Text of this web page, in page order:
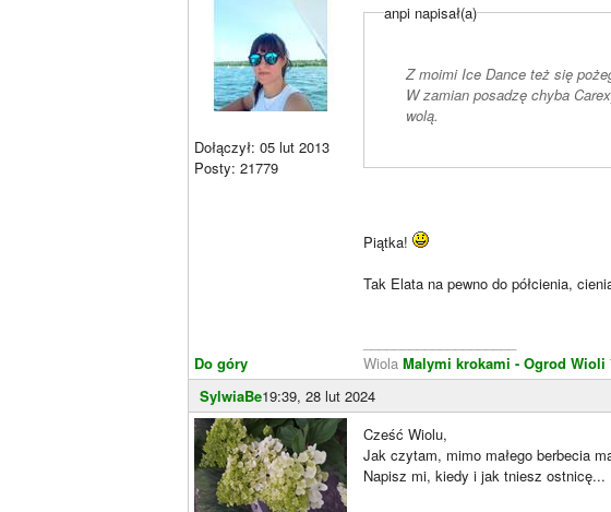
Dołączył: 05 lut 2013
Posty: 21779
Do góry
anpi napisał(a)
Z moimi Ice Dance też się
W zamian posadzę chyba Carexy Elata Aurea. Tylko nie wiem czy to nie nazbyt słoneczne miejsce u mnie bo one raczej półcień
wolą.
Piątka!
Tak Elata na pewno do półcienia,
Wiola Malymi krokami - Ogrod Wioli
SylwiaBe19:39, 28 lut 2024
Cześć Wiolu,
Jak czytam, mimo małego berbecia
Napisz mi, kiedy i jak tniesz ostnicę...